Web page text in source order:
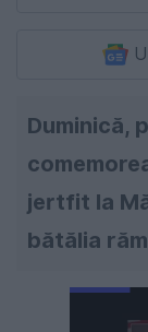
Duminică,
jertfit la
bătălia